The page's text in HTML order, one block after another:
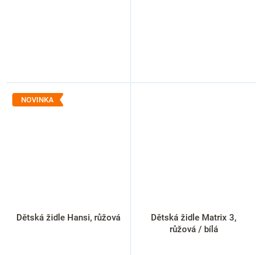
NOVINKA
Dětská židle Hansi, růžová
Dětská židle Matrix 3,
růžová / bílá